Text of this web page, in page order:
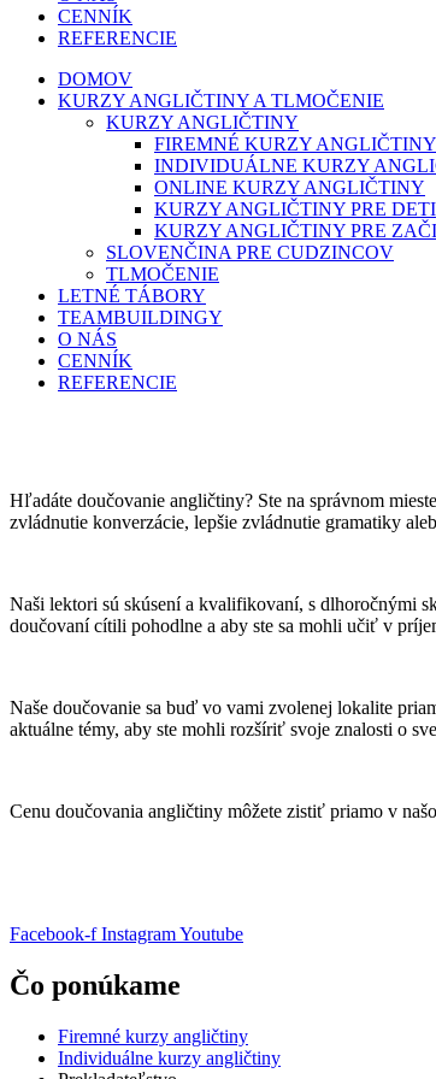
CENNÍK
REFERENCIE
DOMOV
KURZY ANGLIČTINY A TLMOČENIE
KURZY ANGLIČTINY
FIREMNÉ KURZY ANGLIČTINY
INDIVIDUÁLNE KURZY
ONLINE KURZY ANGLIČTINY
KURZY ANGLIČTINY PRE DETI
KURZY ANGLIČTINY PRE
SLOVENČINA PRE CUDZINCOV
TLMOČENIE
LETNÉ TÁBORY
TEAMBUILDINGY
O NÁS
CENNÍK
REFERENCIE
Hľadáte doučovanie angličtiny? Ste na správnom
zvládnutie konverzácie, lepšie zvládnutie gramatiky
Naši lektori sú skúsení a kvalifikovaní, s dlhoročnými
doučovaní cítili pohodlne a aby ste sa mohli učiť v
Naše doučovanie sa buď vo vami zvolenej lokalite
aktuálne témy, aby ste mohli rozšíriť svoje znalosti o
Cenu doučovania angličtiny môžete zistiť priamo v
Facebook-f InstagramYoutube
Čo ponúkame
Firemné kurzy angličtiny
Individuálne kurzy angličtiny